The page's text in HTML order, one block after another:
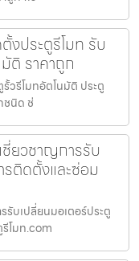
งประตูรีโมท รับ
ติ ราคาถูก
วรีโมทอัตโนมัติ ประตู
ชนิด ช่
ชี่ยวชาญการรับ
รติดตั้งและซ่อม
รับเปลี่ยนมอเตอร์ประตู
โมท.com